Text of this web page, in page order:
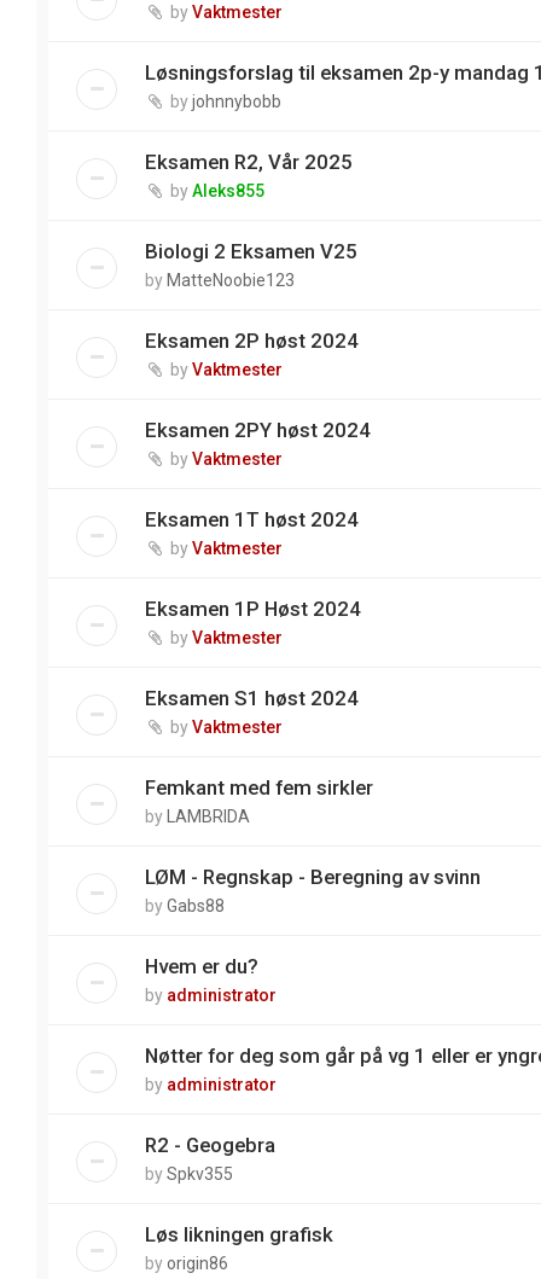
byVaktmester
Løsningsforslag til eksamen 2p-y mandag
byjohnnybobb
Eksamen R2, Vår 2025
byAleks855
Biologi 2 Eksamen V25
by MatteNoobie123
Eksamen 2P høst 2024
byVaktmester
Eksamen 2PY høst 2024
byVaktmester
Eksamen 1T høst 2024
byVaktmester
Eksamen 1P Høst 2024
byVaktmester
Eksamen S1 høst 2024
byVaktmester
Femkant med fem sirkler
by LAMBRIDA
LØM - Regnskap - Beregning av svinn
byGabs88
Hvem er du?
by administrator
Nøtter for deg som går på vg 1 eller er
by administrator
R2 - Geogebra
bySpkv355
Løs likningen grafisk
byorigin86